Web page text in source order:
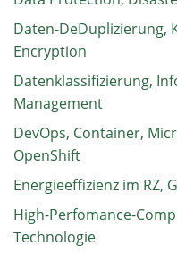
Daten-DeDuplizierung,
Encryption
Datenklassifizierung,
Management
DevOps, Container,
OpenShift
Energieeffizienz im RZ,
High-Perfomance-
Technologie